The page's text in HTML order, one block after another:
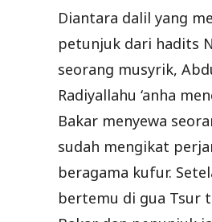
Diantara dalil yang
petunjuk dari hadits
seorang musyrik,
Radiyallahu ‘anha
Bakar menyewa
sudah mengikat
beragama kufur.
bertemu di gua Tsur